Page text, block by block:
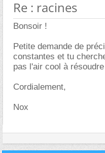
Re : racines
Bonsoir !
Petite demande de
constantes et tu
pas l'air cool à
Cordialement,
Nox